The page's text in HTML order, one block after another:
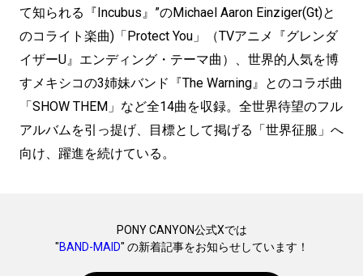
て知られる『Incubus』”のMichael Aaron Einziger(Gt)と
のコライト楽曲)「Protect You」（TVアニメ『グレンダ
イザーU』エンディング・テーマ曲）、世界的人気を博
すメキシコの3姉妹バンド『The Warning』とのコラボ曲
「SHOW THEM」など全14曲を収録。全世界待望のフル
アルバムを引っ提げ、目標として掲げる「世界征服」へ
向け、躍進を続けている。
PONY CANYON公式Xでは
"BAND-MAID" の新着記事をお知らせしています！